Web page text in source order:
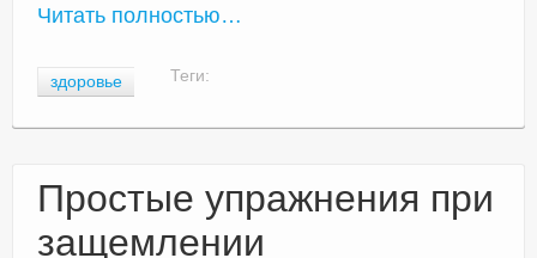
Читать полностью…
Теги:
здоровье
Простые упражнения при
защемлении